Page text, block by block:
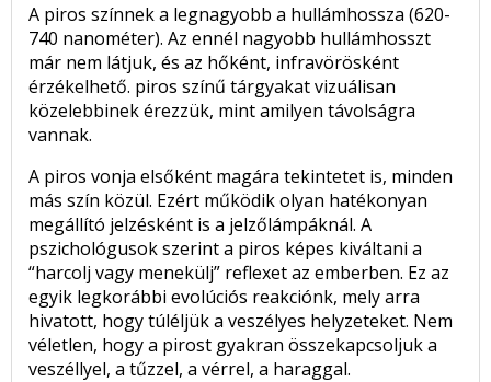
A piros színnek a legnagyobb a hullámhossza (620-
740 nanométer). Az ennél nagyobb hullámhosszt
már nem látjuk, és az hőként, infravörösként
érzékelhető. piros színű tárgyakat vizuálisan
közelebbinek érezzük, mint amilyen távolságra
vannak.
A piros vonja elsőként magára tekintetet is, minden
más szín közül. Ezért működik olyan hatékonyan
megállító jelzésként is a jelzőlámpáknál. A
pszichológusok szerint a piros képes kiváltani a
“harcolj vagy menekülj” reflexet az emberben. Ez az
egyik legkorábbi evolúciós reakciónk, mely arra
hivatott, hogy túléljük a veszélyes helyzeteket. Nem
véletlen, hogy a pirost gyakran összekapcsoljuk a
veszéllyel, a tűzzel, a vérrel, a haraggal.